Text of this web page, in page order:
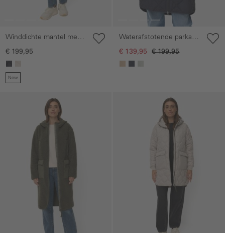
Winddichte mantel met
oversized pasvorm
€ 199,95
New
Waterafstotende parka
met tweewegritssluiting
€ 139,95 € 199,95